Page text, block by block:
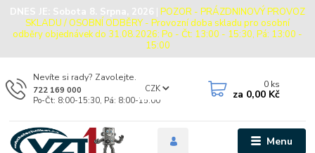
DNES JE: Sobota 8. Srpna, 2026 | POZOR - PRÁZDNINOVÝ PROVOZ
SKLADU / OSOBNÍ ODBĚRY - Provozní doba skladu pro osobní
odběry objednávek do 31.08.2026: Po - Čt: 13:00 - 15:30, Pá: 13:00 -
15:00
Menu
CZK
Nevíte si rady? Zavolejte.
722 169 000
Po-Čt: 8:00-15:30, Pá: 8:00-15:00
0 ks
za 0,00 Kč